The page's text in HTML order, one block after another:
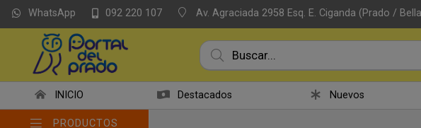
WhatsApp 092 220 107 Av. Agraciada 2958 Esq. E. Ciganda (Prado /
INICIO Destacados Nuevos
PRODUCTOS